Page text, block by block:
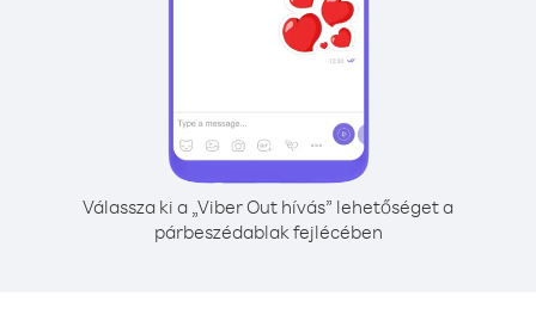
Válassza ki a „Viber Out hívás” lehetőséget a
párbeszédablak fejlécében